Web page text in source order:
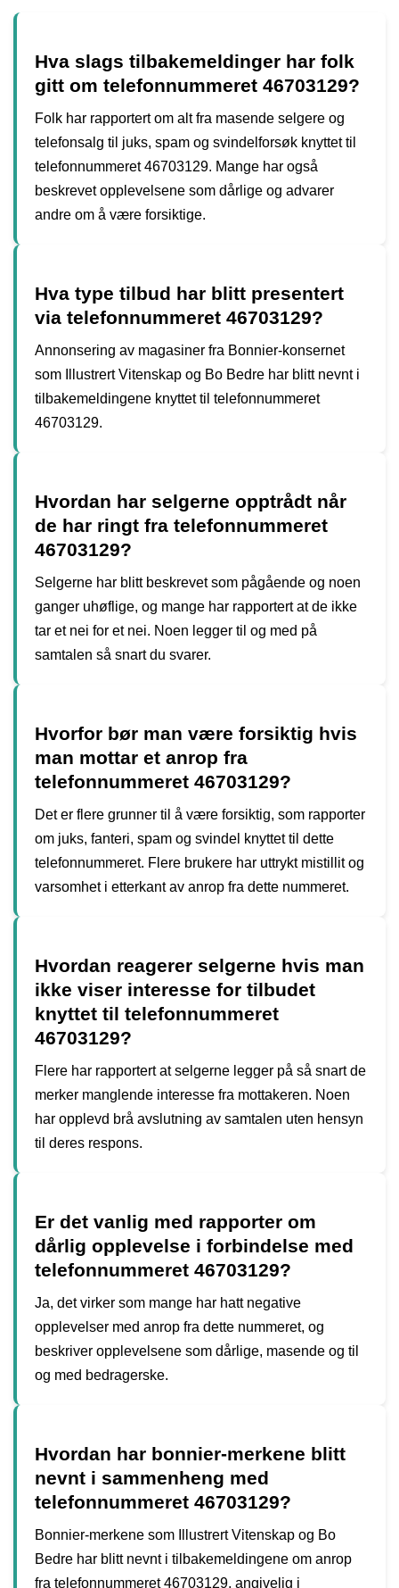
Hva slags tilbakemeldinger har folk
gitt om telefonnummeret 46703129?
Folk har rapportert om alt fra masende selgere og
telefonsalg til juks, spam og svindelforsøk knyttet til
telefonnummeret 46703129. Mange har også
beskrevet opplevelsene som dårlige og advarer
andre om å være forsiktige.
Hva type tilbud har blitt presentert
via telefonnummeret 46703129?
Annonsering av magasiner fra Bonnier-konsernet
som Illustrert Vitenskap og Bo Bedre har blitt nevnt i
tilbakemeldingene knyttet til telefonnummeret
46703129.
Hvordan har selgerne opptrådt når
de har ringt fra telefonnummeret
46703129?
Selgerne har blitt beskrevet som pågående og noen
ganger uhøflige, og mange har rapportert at de ikke
tar et nei for et nei. Noen legger til og med på
samtalen så snart du svarer.
Hvorfor bør man være forsiktig hvis
man mottar et anrop fra
telefonnummeret 46703129?
Det er flere grunner til å være forsiktig, som rapporter
om juks, fanteri, spam og svindel knyttet til dette
telefonnummeret. Flere brukere har uttrykt mistillit og
varsomhet i etterkant av anrop fra dette nummeret.
Hvordan reagerer selgerne hvis man
ikke viser interesse for tilbudet
knyttet til telefonnummeret
46703129?
Flere har rapportert at selgerne legger på så snart de
merker manglende interesse fra mottakeren. Noen
har opplevd brå avslutning av samtalen uten hensyn
til deres respons.
Er det vanlig med rapporter om
dårlig opplevelse i forbindelse med
telefonnummeret 46703129?
Ja, det virker som mange har hatt negative
opplevelser med anrop fra dette nummeret, og
beskriver opplevelsene som dårlige, masende og til
og med bedragerske.
Hvordan har bonnier-merkene blitt
nevnt i sammenheng med
telefonnummeret 46703129?
Bonnier-merkene som Illustrert Vitenskap og Bo
Bedre har blitt nevnt i tilbakemeldingene om anrop
fra telefonnummeret 46703129, angivelig i